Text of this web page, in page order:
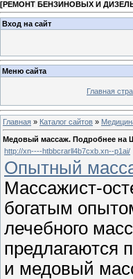
[РЕМОНТ БЕНЗИНОВЫХ И
Вход на сайт
Меню сайта
Главная
Главная » Каталог сайтов »
Медовый массаж. Подробнее на
http://xn----htbbcrarll4b7cxb.xn--p1ai/
Опытный
Массажист-
богатым
лечебного
предлагаются
и медовый